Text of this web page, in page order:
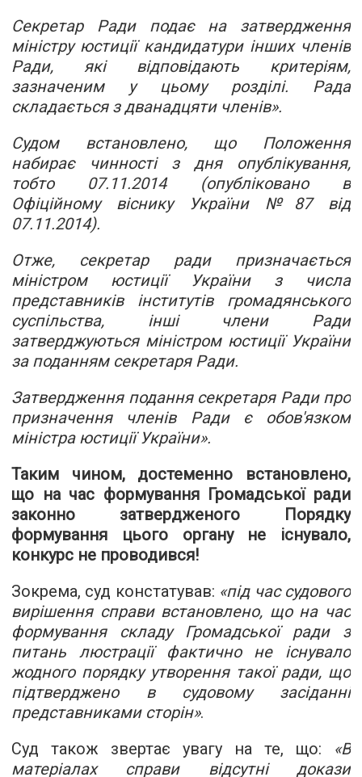
Секретар Ради подає на затвердження
міністру юстиції кандидатури інших членів
Ради, які відповідають критеріям,
зазначеним у цьому розділі. Рада
складається з дванадцяти членів».
Судом встановлено, що Положення
набирає чинності з дня опублікування,
тобто 07.11.2014 (опубліковано в
Офіційному віснику України №87 від
07.11.2014).
Отже, секретар ради призначається
міністром юстиції України з числа
представників інститутів громадянського
суспільства, інші члени Ради
затверджуються міністром юстиції України
за поданням секретаря Ради.
Затвердження подання секретаря Ради про
призначення членів Ради є обов'язком
міністра юстиції України».
Таким чином, достеменно встановлено,
що на час формування Громадської ради
законно затвердженого Порядку
формування цього органу не існувало,
конкурс не проводився!
Зокрема, суд констатував: «під час судового
вирішення справи встановлено, що на час
формування складу Громадської ради з
питань люстрації фактично не існувало
жодного порядку утворення такої ради, що
підтверджено в судовому засіданні
представниками сторін».
Суд також звертає увагу на те, що: «В
матеріалах справи відсутні докази